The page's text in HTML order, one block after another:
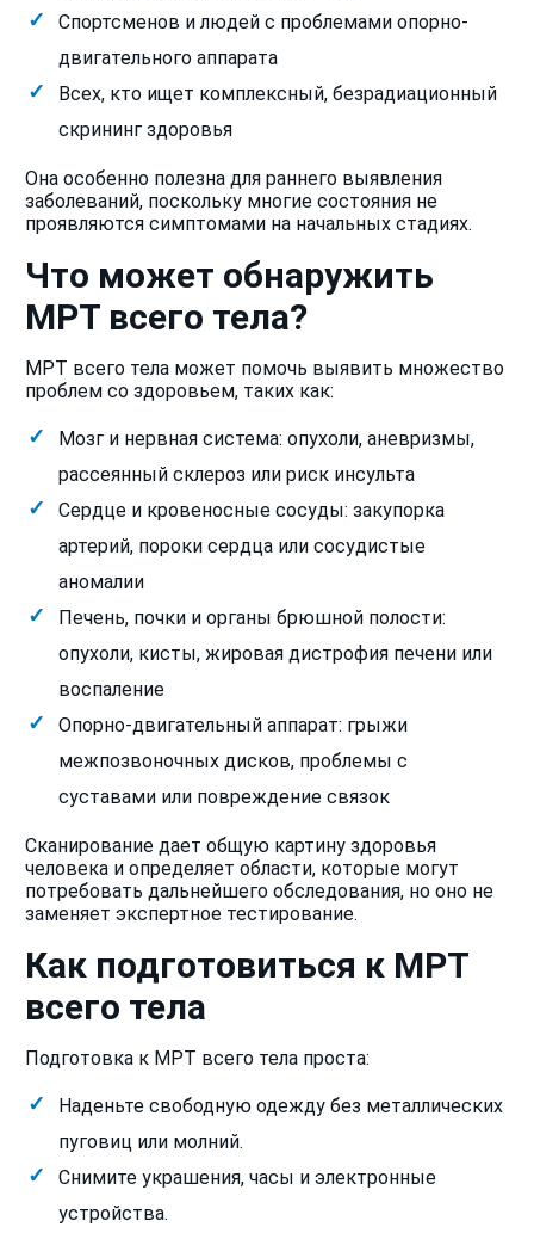
Спортсменов и людей с проблемами опорно-
двигательного аппарата
Всех, кто ищет комплексный, безрадиационный
скрининг здоровья
Она особенно полезна для раннего выявления
заболеваний, поскольку многие состояния не
проявляются симптомами на начальных стадиях.
Что может обнаружить
МРТ всего тела?
МРТ всего тела может помочь выявить множество
проблем со здоровьем, таких как:
Мозг и нервная система: опухоли, аневризмы,
рассеянный склероз или риск инсульта
Сердце и кровеносные сосуды: закупорка
артерий, пороки сердца или сосудистые
аномалии
Печень, почки и органы брюшной полости:
опухоли, кисты, жировая дистрофия печени или
воспаление
Опорно-двигательный аппарат: грыжи
межпозвоночных дисков, проблемы с
суставами или повреждение связок
Сканирование дает общую картину здоровья
человека и определяет области, которые могут
потребовать дальнейшего обследования, но оно не
заменяет экспертное тестирование.
Как подготовиться к МРТ
всего тела
Подготовка к МРТ всего тела проста:
Наденьте свободную одежду без металлических
пуговиц или молний.
Снимите украшения, часы и электронные
устройства.